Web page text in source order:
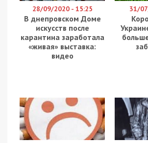
28/09/2020 - 15:25
В днепровском Доме
искусств после
карантина заработала
«живая» выставка:
видео
31/